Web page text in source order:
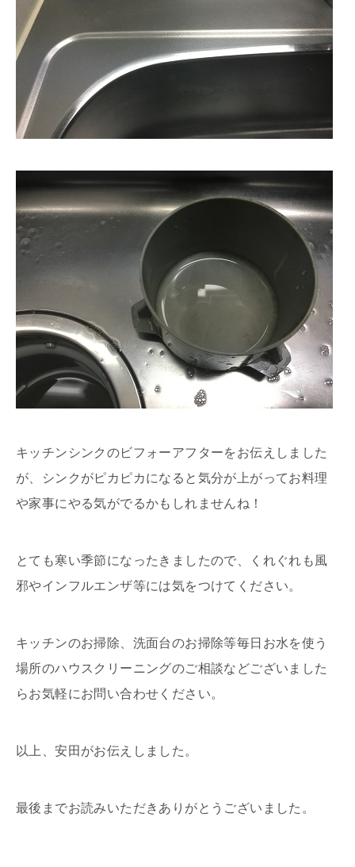
キッチンシンクのビフォーアフターをお伝えしました
が、シンクがピカピカになると気分が上がってお料理
や家事にやる気がでるかもしれませんね！
とても寒い季節になったきましたので、くれぐれも風
邪やインフルエンザ等には気をつけてください。
キッチンのお掃除、洗面台のお掃除等毎日お水を使う
場所のハウスクリーニングのご相談などございました
らお気軽にお問い合わせください。
以上、安田がお伝えしました。
最後までお読みいただきありがとうございました。